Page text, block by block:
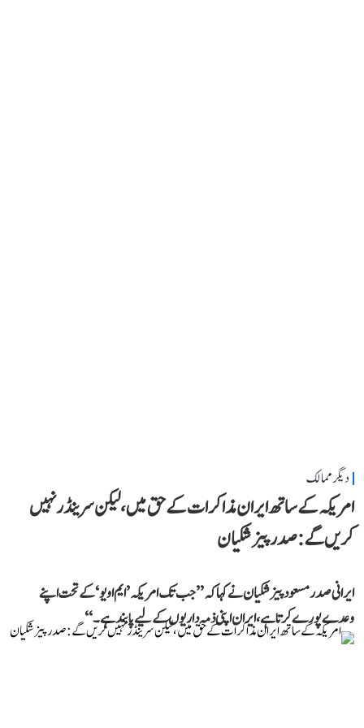
دیگر ممالک
امریکہ کے ساتھ ایران مذاکرات کے حق میں، لیکن سرینڈر نہیں
کریں گے: صدر پیزشکیان
ایرانی صدر مسعود پیزشکیان نے کہا کہ ’’جب تک امریکہ ’ایم او یو‘ کے تحت اپنے
وعدے پورے کرتا ہے، ایران اپنی ذمہ داریوں کے لیے پابند ہے۔‘‘